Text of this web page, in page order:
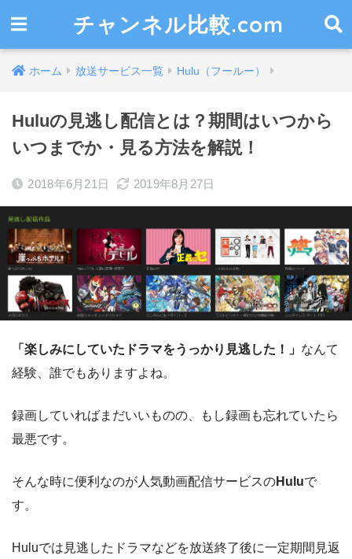
チャンネル比較.com
ホーム 放送サービス一覧 Hulu（フールー）
Huluの見逃し配信とは？期間はいつから
いつまでか・見る方法を解説！
2018年6月21日 2019年8月27日
「楽しみにしていたドラマをうっかり見逃した！」 なんて
経験、誰でもありますよね。
録画していればまだいいものの、もし録画も忘れていたら
最悪です。
そんな時に便利なのが人気動画配信サービスのHuluで
す。
Huluでは見逃したドラマなどを放送終了後に一定期間見返